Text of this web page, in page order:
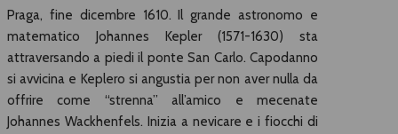
Praga, fine dicembre 1610. Il grande astronomo e
matematico Johannes Kepler (1571-1630) sta
attraversando a piedi il ponte San Carlo. Capodanno
si avvicina e Keplero si angustia per non aver nulla da
offrire come “strenna” all’amico e mecenate
Johannes Wackhenfels. Inizia a nevicare e i fiocchi di